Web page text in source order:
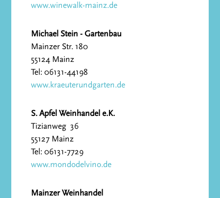
www.winewalk-mainz.de
Michael Stein - Gartenbau
Mainzer Str. 180
55124 Mainz
Tel: 06131-44198
www.kraeuterundgarten.de
S. Apfel Weinhandel e.K.
Tizianweg 36
55127 Mainz
Tel: 06131-7729
www.mondodelvino.de
Mainzer Weinhandel